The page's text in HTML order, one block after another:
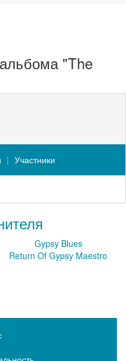
"The
Участники
Gypsy Blues
Return Of Gypsy Maestro